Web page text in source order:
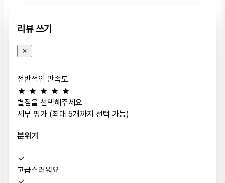
리뷰 쓰기
전반적인 만족도
별점을 선택해주세요
세부 평가 (최대 5개까지 선택 가능)
분위기
고급스러워요